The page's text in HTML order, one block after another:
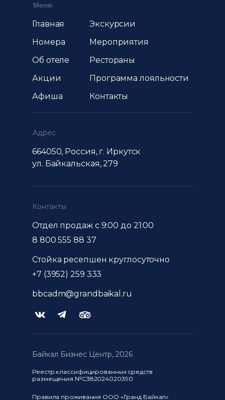
664050, Россия, г. Иркутск
ул. Байкальская, 279
Байкал Бизнес Центр, 2026
Главная
Номера
Об отеле
Акции
Афиша
Реестр классифицированных средств
размещения №С382024020390
Экскурсии
Мероприятия
Рестораны
Программа лояльности
Контакты
bbcadm@grandbaikal.ru
Правила проживания ООО «Гранд Байкал»
8 800 555 88 37
Байкал Бизнес Центр, 2026
Адрес
Контакты
Меню
Отдел продаж с 9:00 до 21:00
+7 (3952) 259 333
Стойка ресепшен круглосуточно